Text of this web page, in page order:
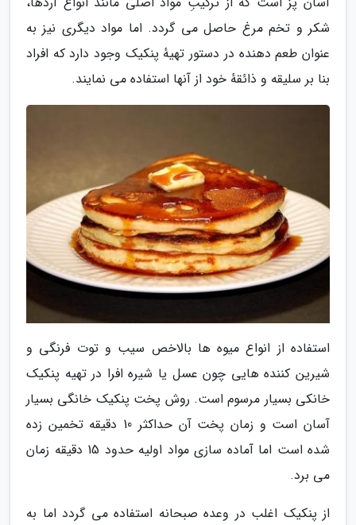
شکر و تخم مرغ حاصل می گردد. اما مواد دیگری نیز به
عنوان طعم دهنده در دستور تهیهٔ پنکیک وجود دارد که افراد
بنا بر سلیقه و ذائقهٔ خود از آنها استفاده می نمایند.
استفاده از انواع میوه ها بالاخص سیب و توت فرنگی و
شیرین کننده هایی چون عسل یا شیره افرا در تهیه پنکیک
خانکی بسیار مرسوم است. روش پخت پنکیک خانگی بسیار
آسان است و زمان پخت آن حداکثر 10 دقیقه تخمین زده
شده است اما آماده سازی مواد اولیه حدود 15 دقیقه زمان
می برد.
از پنکیک اغلب در وعده صبحانه استفاده می گردد اما به